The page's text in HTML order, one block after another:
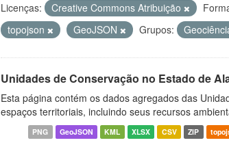
Licenças: Creative Commons Atribuição
topojson
GeoJSON Grupos:
Unidades de Conservação no Estado de
Esta página contém os dados agregados das
espaços territoriais, incluindo seus recursos
PNG GeoJSON KML XLSX CSV ZIP